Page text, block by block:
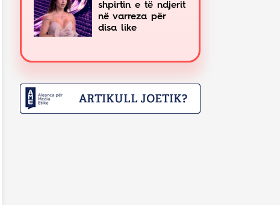
shpirtin e të ndjerit
në varreza për
disa like